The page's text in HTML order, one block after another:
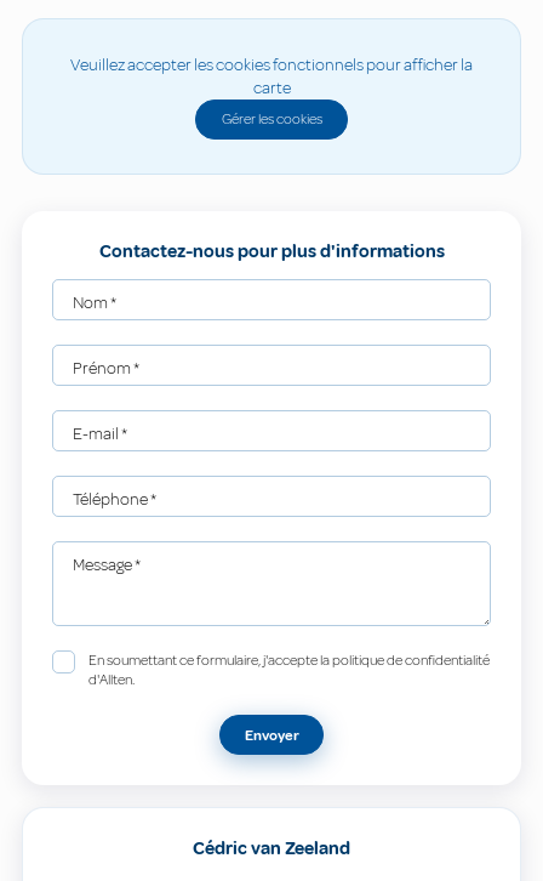
Veuillez accepter les cookies fonctionnels pour afficher la
carte
Gérer les cookies
Contactez-nous pour plus d'informations
Nom*
Prénom*
E-mail*
Téléphone*
Message*
En soumettant ce formulaire, j'accepte la politique de confidentialité
d'Allten.
Envoyer
Cédric van Zeeland